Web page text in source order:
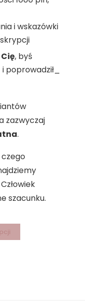
i wskazówki
, byś
zazwyczaj
.
szacunku.